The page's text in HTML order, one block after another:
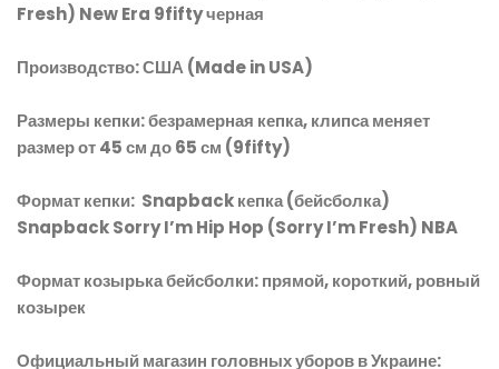
Fresh) New Era 9fifty черная
Производство: США (Made in USA)
Размеры кепки: безрамерная кепка, клипса меняет
размер от 45 см до 65 см (9fifty)
Формат кепки: Snapback кепка (бейсболка)
Snapback Sorry I’m Hip Hop (Sorry I’m Fresh) NBA
Формат козырька бейсболки: прямой, короткий, ровный
козырек
Официальный магазин головных уборов в Украине: